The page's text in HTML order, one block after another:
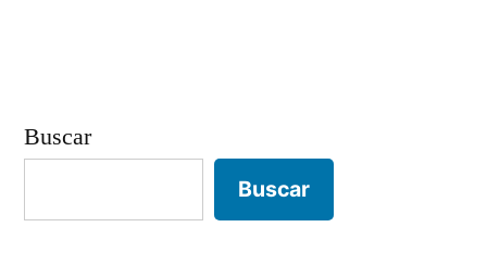
Buscar
Buscar